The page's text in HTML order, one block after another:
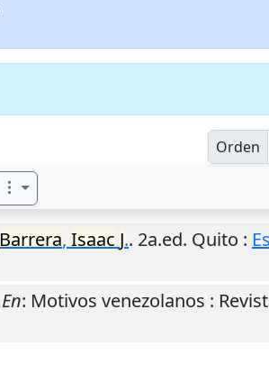
Orden
Barrera, Isaac J.. 2a.ed. Quito :
En: Motivos venezolanos :